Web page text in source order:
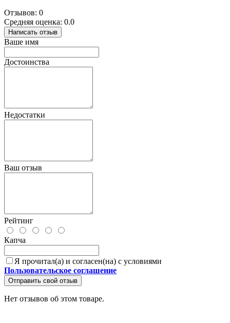
Отзывов: 0
Средняя оценка: 0.0
Написать отзыв
Ваше имя
Достоинства
Недостатки
Ваш отзыв
Рейтинг
Капча
Я прочитал(а) и согласен(на) с условиями
Пользовательское соглашение
Отправить свой отзыв
Нет отзывов об этом товаре.